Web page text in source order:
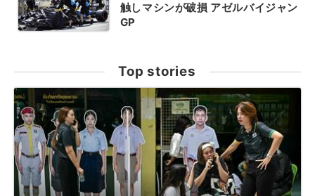
触しマシンが破損 アゼルバイジャン
GP
Top stories